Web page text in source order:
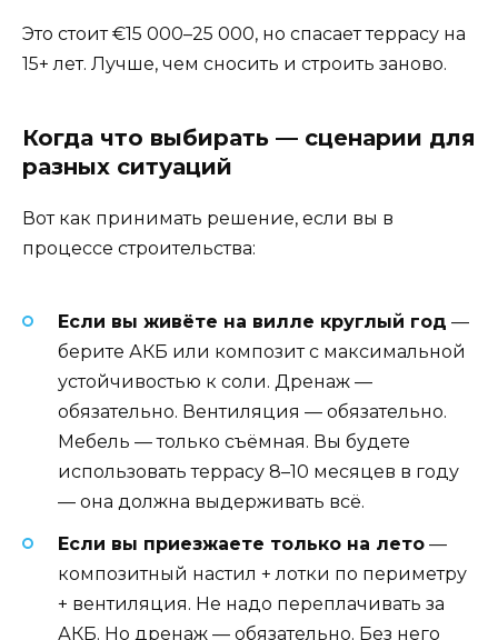
Это стоит €15 000–25 000, но спасает террасу на
15+ лет. Лучше, чем сносить и строить заново.
Когда что выбирать — сценарии для
разных ситуаций
Вот как принимать решение, если вы в
процессе строительства:
Если вы живёте на вилле круглый год —
берите АКБ или композит с максимальной
устойчивостью к соли. Дренаж —
обязательно. Вентиляция — обязательно.
Мебель — только съёмная. Вы будете
использовать террасу 8–10 месяцев в году
— она должна выдерживать всё.
Если вы приезжаете только на лето —
композитный настил + лотки по периметру
+ вентиляция. Не надо переплачивать за
АКБ. Но дренаж — обязательно. Без него